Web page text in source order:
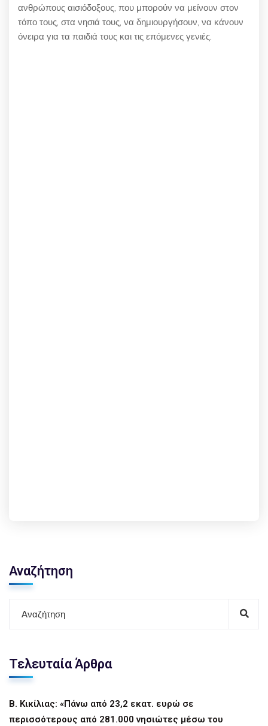
ανθρώπους αισιόδοξους, που μπορούν να μείνουν στον
τόπο τους, στα νησιά τους, να δημιουργήσουν, να κάνουν
όνειρα για τα παιδιά τους και τις επόμενες γενιές.
Αναζήτηση
Τελευταία Άρθρα
Β. Κικίλιας: «Πάνω από 23,2 εκατ. ευρώ σε
περισσότερους από 281.000 νησιώτες μέσω του